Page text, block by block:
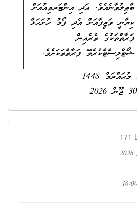
ބާޠިލުވާނެއެވެ. އަދި އިންޓަރވިއުއަށް
ކިޔާނީ ވަޒީފާއަށް އެދި ފޯމު ހުށަހަޅާ
ފަރާތްތަކުގެ ތެރެއިން
ޝޯޓްލިސްޓްކުރެވޭ ފަރާތްތަކަށެެވެ.
30 ޖޫން 2026
171-